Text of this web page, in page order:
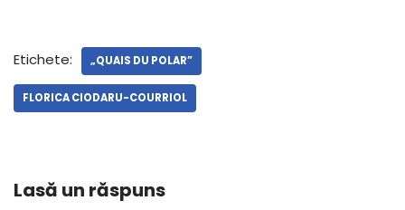
Etichete: „QUAIS DU POLAR”
FLORICA CIODARU-COURRIOL
Lasă un răspuns